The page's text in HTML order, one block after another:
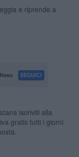
e riprende a
iscriviti alla
gratis tutti i giorni